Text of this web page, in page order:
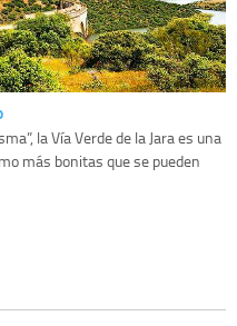
la Vía Verde de la Jara es una
más bonitas que se pueden